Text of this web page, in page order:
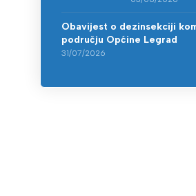
Obavijest o dezinsekciji
području Općine Legrad
31/07/2026